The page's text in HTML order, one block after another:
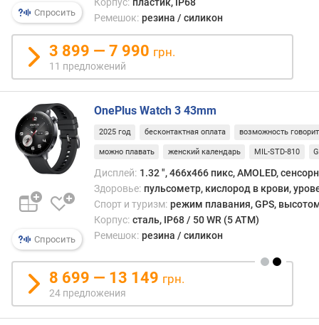
о
е
н
н
а
я
п
а
м
я
т
W
-
F
i
з
а
Спросить
Ремешок: резина / силикон
3 899 — 7 990 грн.
11 предложений
Спросить
OnePlus Watch 3 43mm
2025 год бесконтактная оплата возможность
можно плавать женский календарь MIL-STD-810
Дисплей: 1.32 ", 466x466 пикс, AMOLED,
Здоровье: пульсометр, кислород в крови,
Спорт и туризм: режим плавания, GPS,
Корпус: сталь, IP68 / 50 WR (5 ATM)
Ремешок: резина / силикон
8 699 — 13 149 грн.
24 предложения